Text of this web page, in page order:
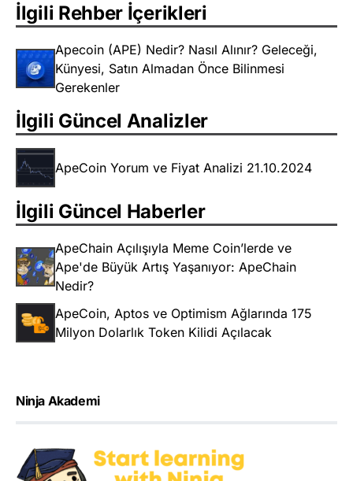
İlgili Rehber İçerikleri
Apecoin (APE) Nedir? Nasıl Alınır? Geleceği,
Künyesi, Satın Almadan Önce Bilinmesi
Gerekenler
İlgili Güncel Analizler
ApeCoin Yorum ve Fiyat Analizi 21.10.2024
İlgili Güncel Haberler
ApeChain Açılışıyla Meme Coin’lerde ve
Ape'de Büyük Artış Yaşanıyor: ApeChain
Nedir?
ApeCoin, Aptos ve Optimism Ağlarında 175
Milyon Dolarlık Token Kilidi Açılacak
Ninja Akademi